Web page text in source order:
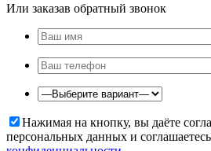
Или заказав обратный звонок
Нажимая на кнопку, вы даёте
персональных данных и